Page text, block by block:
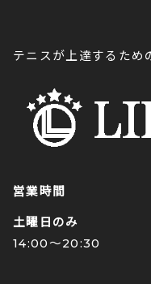
テニスが上達するため
営業時間
土曜日のみ
14:00〜20:30